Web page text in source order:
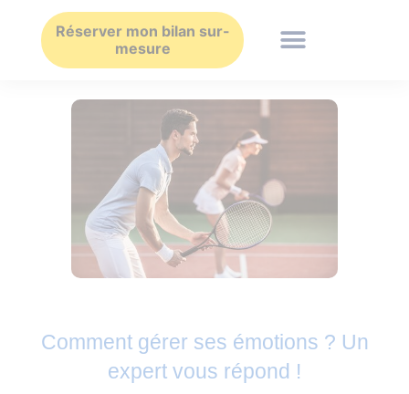
contenu
Réserver mon bilan sur-
mesure
Comment gérer ses émotions ? Un
expert vous répond !